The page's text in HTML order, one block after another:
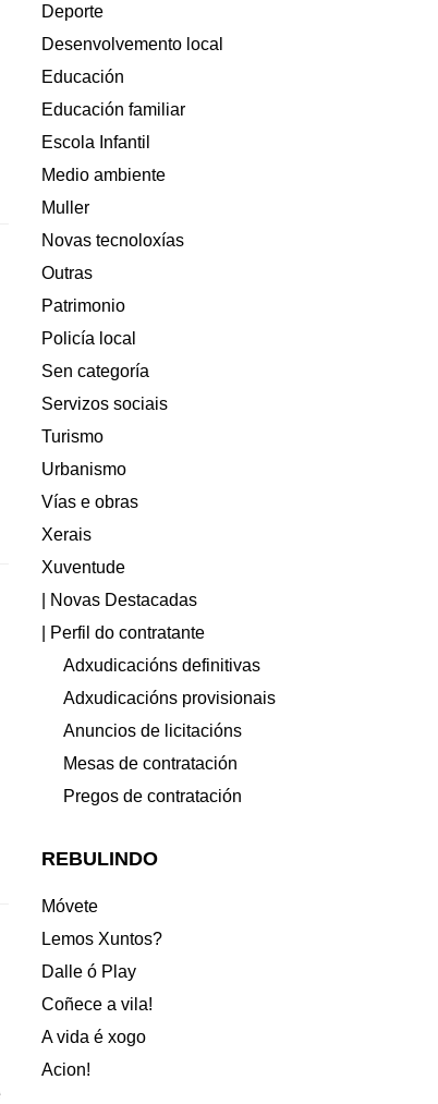
Deporte
Desenvolvemento local
Educación
Educación familiar
Escola Infantil
Medio ambiente
Muller
Novas tecnoloxías
Outras
Patrimonio
Policía local
Sen categoría
Servizos sociais
Turismo
Urbanismo
Vías e obras
Xerais
Xuventude
| Novas Destacadas
| Perfil do contratante
Adxudicacións definitivas
Adxudicacións provisionais
Anuncios de licitacións
Mesas de contratación
Pregos de contratación
REBULINDO
Móvete
Lemos Xuntos?
Dalle ó Play
Coñece a vila!
A vida é xogo
Acion!